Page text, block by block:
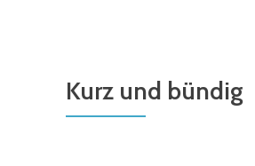
Kurz und bündig